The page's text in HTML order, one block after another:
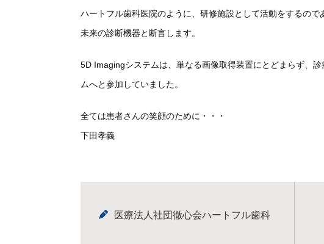
ハートフル歯科医院のように、 研修施設として活動をするので
未来の診断機器と断言します。
5D Imagingシステムは、単なる画像取得装置にとどまらず、 診
ムへと参加していました。
全ては患者さんの笑顔のために・・・
下田孝義
医療法人社団徹心会ハートフル歯科